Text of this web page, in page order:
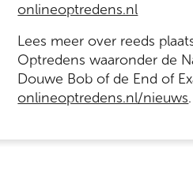
onlineoptredens.nl
Lees meer over reeds
Optredens waaronder de
Douwe Bob of de End of
onlineoptredens.nl/nieuws.